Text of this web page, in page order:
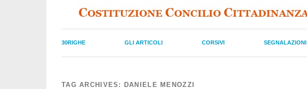
30RIGHE GLI ARTICOLI CORSIVI SEGNALAZIONI
TAG ARCHIVES: DANIELE MENOZZI